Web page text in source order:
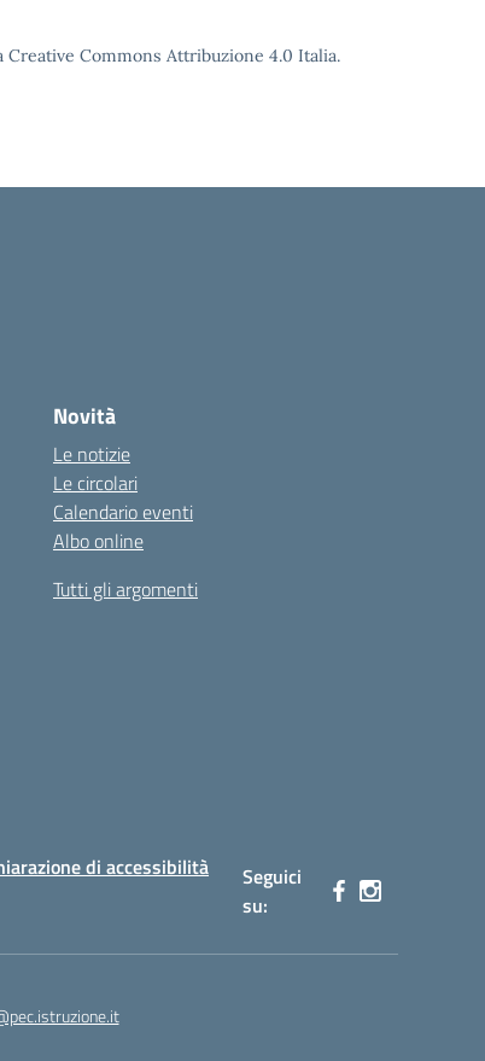
Commons Attribuzione 4.0 Italia.
Novità
Le notizie
Le circolari
Calendario eventi
Albo online
Tutti gli argomenti
di accessibilità
Seguici
su: